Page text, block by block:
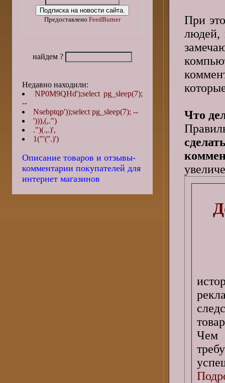
При
людей,
Что
Чем
Предоставлено FeedBurner
найдем ?
Недавно находили:
NP0M9QHd');select pg_sleep(7);
--
Nsebptqp'));select pg_sleep(7); --
'))),(,.")
.")(.,.)',
1("'(''.)')
Описание товаров и отзывы-
комментарии покупателей для
интернет магазинов